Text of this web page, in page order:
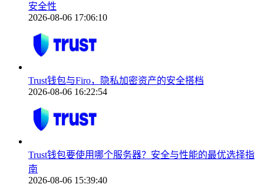
安全性
2026-08-06 17:06:10
Trust钱包与Firo，隐私加密资产的安全搭档
2026-08-06 16:22:54
Trust钱包要使用哪个服务器？安全与性能的最优选择指
南
2026-08-06 15:39:40